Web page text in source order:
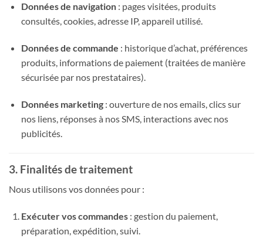
Données de navigation: pages visitées, produits
consultés, cookies, adresse IP, appareil utilisé.
Données de commande : historique d’achat, préférences
produits, informations de paiement (traitées de manière
sécurisée par nos prestataires).
Données marketing: ouverture de nos emails, clics sur
nos liens, réponses à nos SMS, interactions avec nos
publicités.
3. Finalités de traitement
Nous utilisons vos données pour :
Exécuter vos commandes: gestion du paiement,
préparation, expédition, suivi.